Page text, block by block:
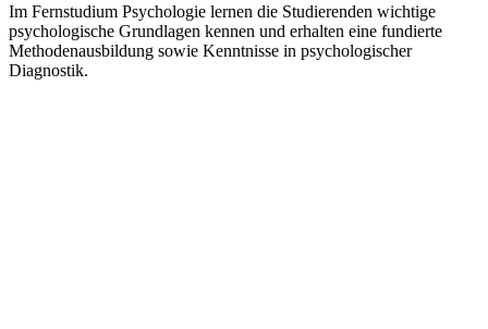
Im Fernstudium Psychologie lernen die Studierenden wichtige
psychologische Grundlagen kennen und erhalten eine fundierte
Methodenausbildung sowie Kenntnisse in psychologischer
Diagnostik.